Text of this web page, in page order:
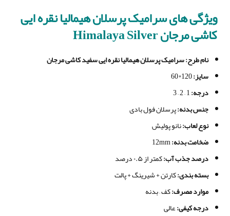
ویژگی هایسرامیک پرسلان هیمالیا نقره ایی
کاشی مرجان Himalaya Silver
نام طرح: سرامیک پرسلان هیمالیا نقره ایی سفید کاشی مرجان
سایز:
درجه:
1 – 2 – 3
جنس بدنه:پرسلان فول بادی
نوع لعاب:نانو پولیش
ضخامت بدنه:
درصد جذب آب:کمتر از ۰.۵ درصد
بسته بندی:کارتن + شیرینگ + پالت
موارد مصرف:کف – بدنه
درجه کیفی:عالی